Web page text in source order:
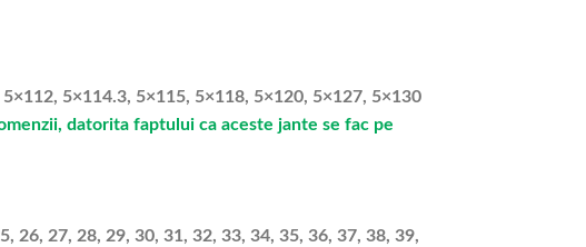
5×114.3, 5×115, 5×118, 5×120, 5×127, 5×130
datorita faptului ca aceste jante se fac pe
26, 27, 28, 29, 30, 31, 32, 33, 34, 35, 36, 37, 38, 39,